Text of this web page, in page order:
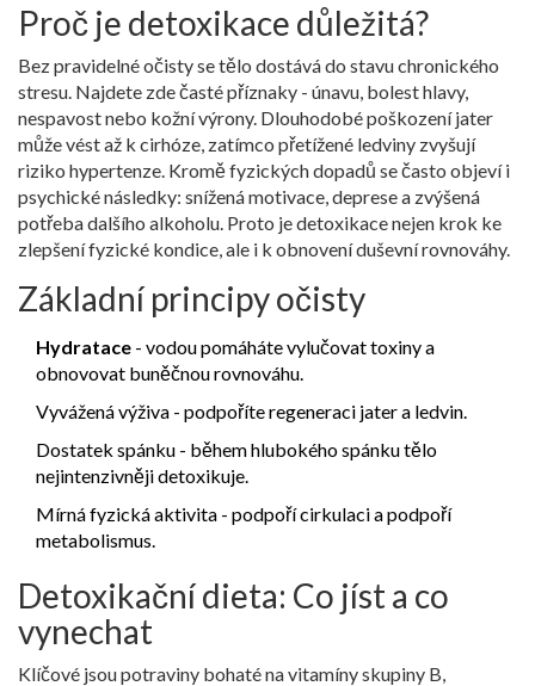
Proč je detoxikace důležitá?
Bez pravidelné očisty se tělo dostává do stavu chronického
stresu. Najdete zde časté příznaky - únavu, bolest hlavy,
nespavost nebo kožní výrony. Dlouhodobé poškození jater
může vést až k cirhóze, zatímco přetížené ledviny zvyšují
riziko hypertenze. Kromě fyzických dopadů se často objeví i
psychické následky: snížená motivace, deprese a zvýšená
potřeba dalšího alkoholu. Proto je detoxikace nejen krok ke
zlepšení fyzické kondice, ale i k obnovení duševní rovnováhy.
Základní principy očisty
Hydratace - vodou pomáháte vylučovat toxiny a
obnovovat buněčnou rovnováhu.
Vyvážená výživa - podpoříte regeneraci jater a ledvin.
Dostatek spánku - během hlubokého spánku tělo
nejintenzivněji detoxikuje.
Mírná fyzická aktivita - podpoří cirkulaci a podpoří
metabolismus.
Detoxikační dieta: Co jíst a co
vynechat
Klíčové jsou potraviny bohaté na vitamíny skupiny B,